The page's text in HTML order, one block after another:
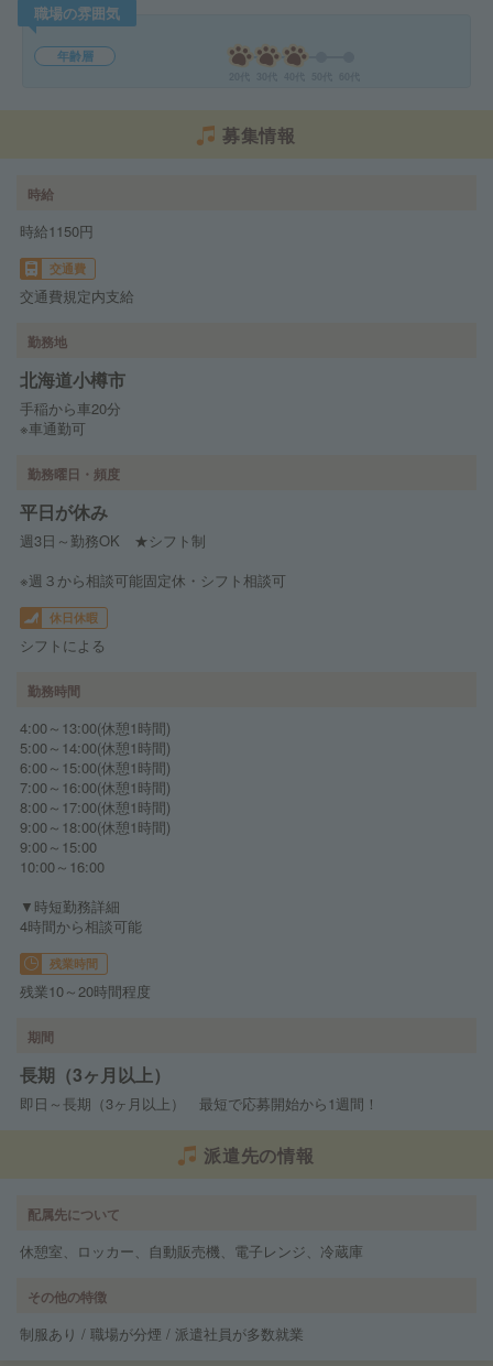
職場の雰囲気
年齢層
募集情報
時給
時給1150円
交通費
交通費規定内支給
勤務地
北海道小樽市
手稲から車20分
※車通勤可
勤務曜日・頻度
平日が休み
週3日～勤務OK ★シフト制
※週３から相談可能固定休・シフト相談可
休日休暇
シフトによる
勤務時間
4:00～13:00(休憩1時間)
5:00～14:00(休憩1時間)
6:00～15:00(休憩1時間)
7:00～16:00(休憩1時間)
8:00～17:00(休憩1時間)
9:00～18:00(休憩1時間)
9:00～15:00
10:00～16:00
▼時短勤務詳細
4時間から相談可能
残業時間
残業10～20時間程度
期間
長期（3ヶ月以上）
即日～長期（3ヶ月以上） 最短で応募開始から1週間！
派遣先の情報
配属先について
休憩室、ロッカー、自動販売機、電子レンジ、冷蔵庫
その他の特徴
制服あり / 職場が分煙 / 派遣社員が多数就業